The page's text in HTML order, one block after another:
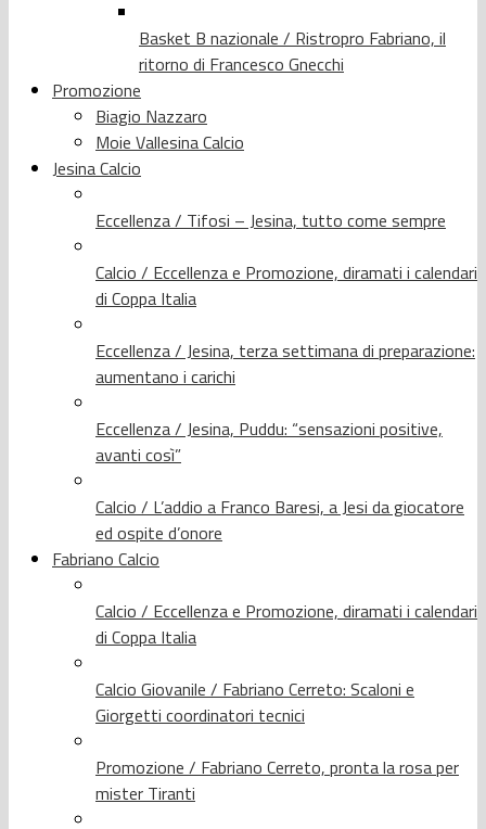
Basket B nazionale / Ristropro Fabriano, il
ritorno di Francesco Gnecchi
Promozione
Biagio Nazzaro
Moie Vallesina Calcio
Jesina Calcio
Eccellenza / Tifosi – Jesina, tutto come sempre
Calcio / Eccellenza e Promozione, diramati i calendari
di Coppa Italia
Eccellenza / Jesina, terza settimana di preparazione:
aumentano i carichi
Eccellenza / Jesina, Puddu: “sensazioni positive,
avanti così”
Calcio / L’addio a Franco Baresi, a Jesi da giocatore
ed ospite d’onore
Fabriano Calcio
Calcio / Eccellenza e Promozione, diramati i calendari
di Coppa Italia
Calcio Giovanile / Fabriano Cerreto: Scaloni e
Giorgetti coordinatori tecnici
Promozione / Fabriano Cerreto, pronta la rosa per
mister Tiranti